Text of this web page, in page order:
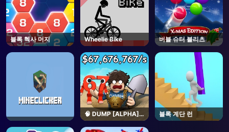
블록 헥사 머지 Wheelie Bike 버블 슈터 블리츠
🧠 DUMP [ALPHA] -
Roblox
블록 계단 런